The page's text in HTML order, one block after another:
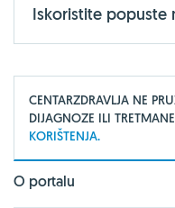
Iskoristite popuste
CENTARZDRAVLJA NE
DIJAGNOZE ILI
KORIŠTENJA.
O portalu